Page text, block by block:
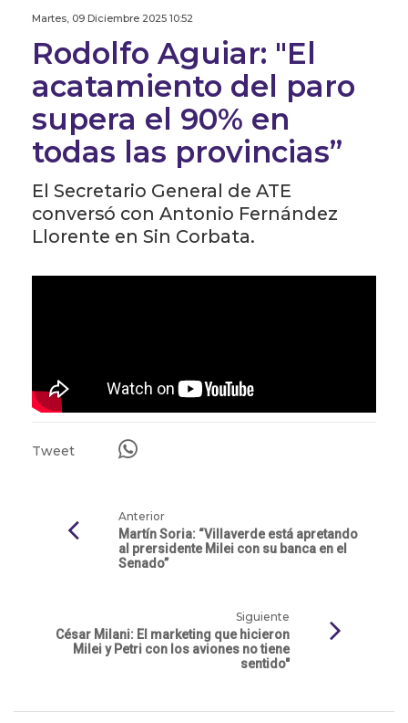
Martes, 09 Diciembre 2025 10:52
Rodolfo Aguiar: "El
acatamiento del paro
supera el 90% en
todas las provincias”
El Secretario General de ATE
conversó con Antonio Fernández
Llorente en Sin Corbata.
Tweet
Anterior
Martín Soria: “Villaverde está apretando
al prersidente Milei con su banca en el
Senado”
Siguiente
César Milani: El marketing que hicieron
Milei y Petri con los aviones no tiene
sentido"